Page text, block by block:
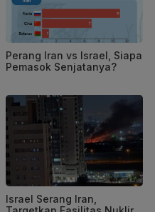
Perang Iran vs Israel, Siapa
Pemasok Senjatanya?
Israel Serang Iran,